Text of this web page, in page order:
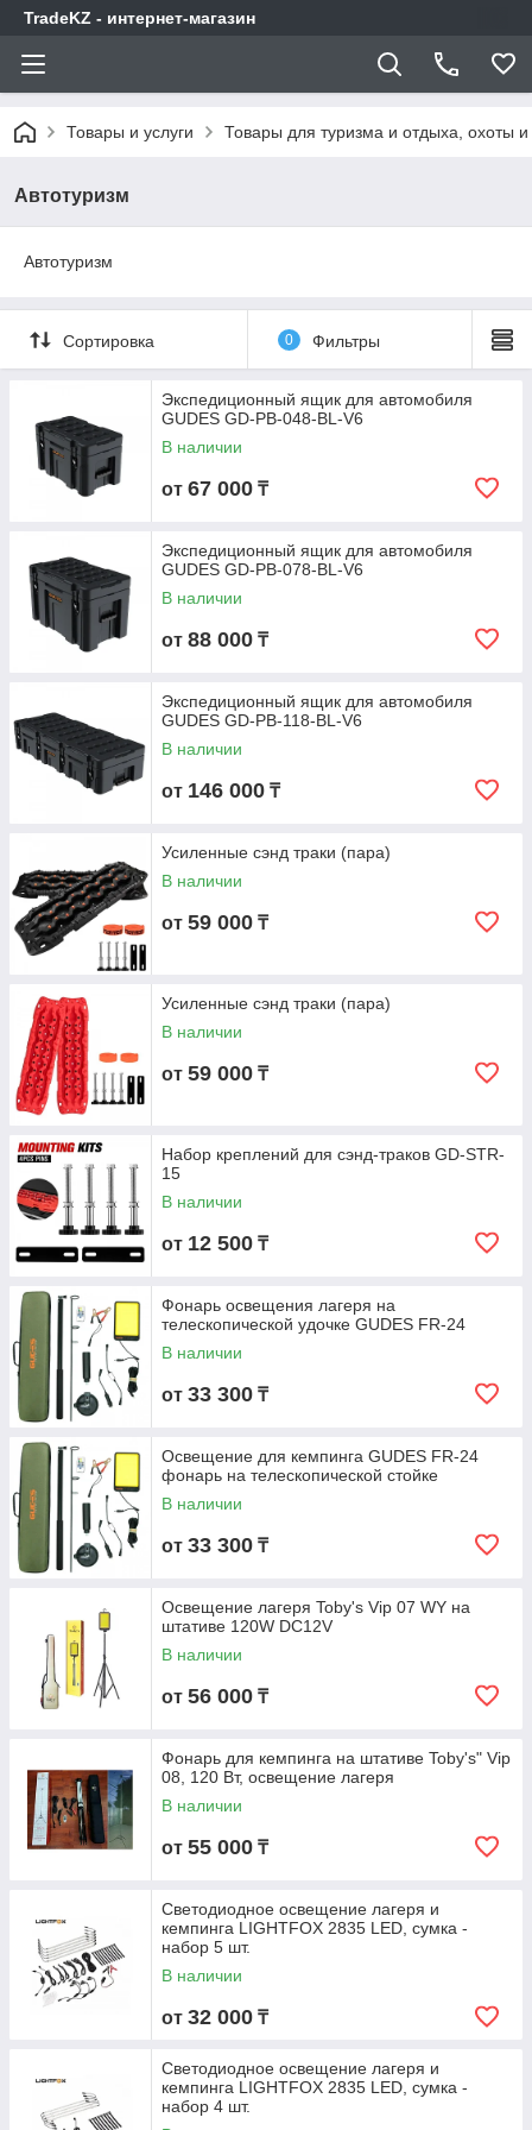
TradeKZ - интернет-магазин
Товары и услуги Товары для туризма и отдыха, охоты
Автотуризм
Автотуризм
Сортировка 0 Фильтры
Экспедиционный ящик для автомобиля
GUDES GD-PB-048-BL-V6
В наличии
от 67 000 ₸
Экспедиционный ящик для автомобиля
GUDES GD-PB-078-BL-V6
В наличии
от 88 000 ₸
Экспедиционный ящик для автомобиля
GUDES GD-PB-118-BL-V6
В наличии
от 146 000 ₸
Усиленные сэнд траки (пара)
В наличии
от 59 000 ₸
Усиленные сэнд траки (пара)
В наличии
от 59 000 ₸
Набор креплений для сэнд-траков GD-STR-
15
В наличии
от 12 500 ₸
Фонарь освещения лагеря на
телескопической удочке GUDES FR-24
В наличии
от 33 300 ₸
Освещение для кемпинга GUDES FR-24
фонарь на телескопической стойке
В наличии
от 33 300 ₸
Освещение лагеря Toby's Vip 07 WY на
штативе 120W DC12V
В наличии
от 56 000 ₸
Фонарь для кемпинга на штативе Toby's" Vip
08, 120 Вт, освещение лагеря
В наличии
от 55 000 ₸
Светодиодное освещение лагеря и
кемпинга LIGHTFOX 2835 LED, сумка -
набор 5 шт.
В наличии
от 32 000 ₸
Светодиодное освещение лагеря и
кемпинга LIGHTFOX 2835 LED, сумка -
набор 4 шт.